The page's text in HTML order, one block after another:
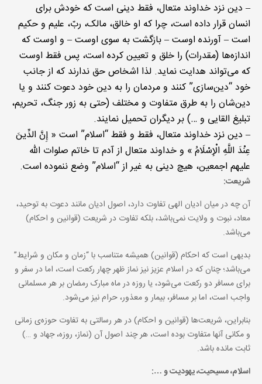
– دین نزد خداوند متعال، فقط دینی است که خودش برای
انسان قرار داده است، چرا که او خالق، مالک، ربّ، علیم و حکیم
است – آورنده اوست – بازگشت به سوی اوست – و اوست که
اندازه‌ها (مقدرات) را خلق و تعیین کرده است، پس فقط اوست
که می‌تواند هدایت نماید. لذا اشخاص حق ندارند که از جانب
خود “دین‌سازی” کنند و مردمان را به دین خود دعوت کنند و یا
دین‌شان را به طرق متفاوت و مختلف (حتی به زور جنگ، تحریم،
تبلیغ القایی و …) بر دیگران تحمیل نمایند.
– دین نزد خداوند متعال، فقط و فقط “اسلام” است « إِنَّ الدِّينَ
عِنْدَ اللَّهِ الْإِسْلَامُ » و خداوند متعال از آدم تا خاتم صلوات الله
علیهم اجمعین، هیچ دینی به غیر از “اسلام” وضع ننموده است.
شریعت:
آن چه در میان ادیان الهی تفاوت دارد، اصول ادیان مانند دعوت به توحید،
معاد، نبوت و ولایت نمی‌باشد، بلکه تفاوت در شریعت (قوانین و احکام)
می‌باشد.
بدیهی است که احکام (قوانین) همیشه متناسب با “زمان و مکان و شرایط”
می‌باشد؛ چنان که در اسلام عزیز نیز نماز ظهر چهار رکعت است، اما در سفر و
برای مسافر دو رکعت می‌شود، یا روزه در ماه مبارک رمضان بر هر مسلمانی
واجب است، اما بر مسافر، بیمار و معذور، حرام نیز می‌شود.
بنابراین، شریعت‌ها (قوانین و احکام) در هر رسالتی به تفاوت حوزه‌ی زمانی
و مکانی آنها متفاوت بوده است، هر چند اصول آن (نماز، روزه، جهاد و …)
ثابت مانده باشد.
اسلام، مسیحیت، یهودیت و …: